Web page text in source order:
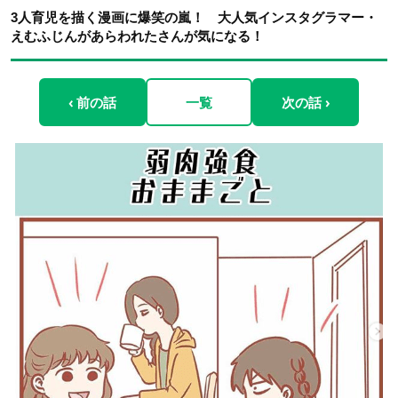
3人育児を描く漫画に爆笑の嵐！ 大人気インスタグラマー・
えむふじんがあらわれたさんが気になる！
‹ 前の話 一覧 次の話 ›